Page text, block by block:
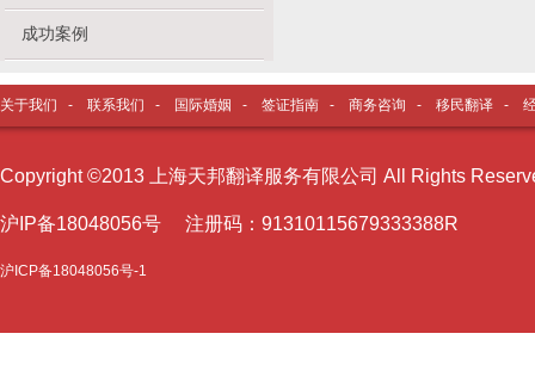
成功案例
关于我们 - 联系我们 - 国际婚姻 - 签证指南 - 商务咨询 - 移民翻译 -
Copyright ©2013 上海天邦翻译服务有限公司 All Rights
沪I P备18048056号 注册码：91310115679333388R
沪ICP备18048056号-1